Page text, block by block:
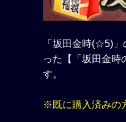
「坂田金時(☆5)
った【「坂田金時
す。
※既に購入済みの